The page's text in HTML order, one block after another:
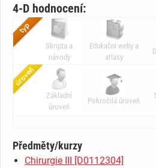
4-D hodnocení:
Skripta a
návody
Edukační weby a
atlasy
Základní
úroveň
Pokročilá úroveň
Předměty/kurzy
Chirurgie III [D0112304]